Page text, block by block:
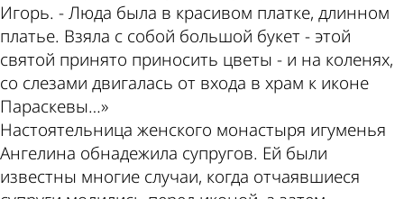
Игорь. - Люда была в красивом платке, длинном
платье. Взяла с собой большой букет - этой
святой принято приносить цветы - и на коленях,
со слезами двигалась от входа в храм к иконе
Параскевы…»
Настоятельница женского монастыря игуменья
Ангелина обнадежила супругов. Ей были
известны многие случаи, когда отчаявшиеся